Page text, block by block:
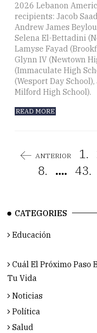
2026 Lebanon
recipients: Jacob
Andrew James
Selena El-Bettadini
Lamyse Fayad
Glynn IV (Newtown
(Immaculate High
(Wesport Day
Milford High School).
READ MORE
ANTERIOR 1.
8. .... 43.
CATEGORIES
Educación
Cuál El Próximo Paso
Tu Vida
Noticias
Política
Salud